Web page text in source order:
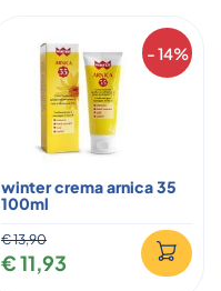
- 14%
winter crema arnica 35
100ml
€ 13,90
€ 11,93